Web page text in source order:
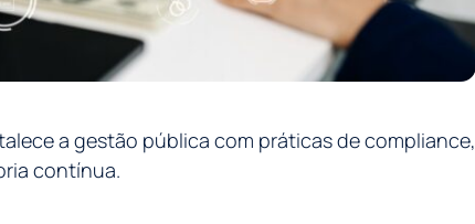
a gestão pública com práticas de compliance,
contínua.